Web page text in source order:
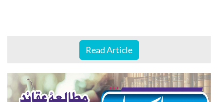
Read Article